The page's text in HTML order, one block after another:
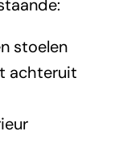
stoelen
achteruit